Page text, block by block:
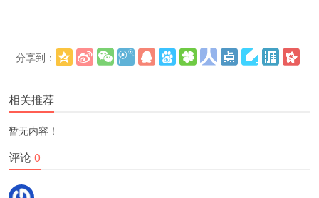
分享到：
相关推荐
暂无内容！
评论0